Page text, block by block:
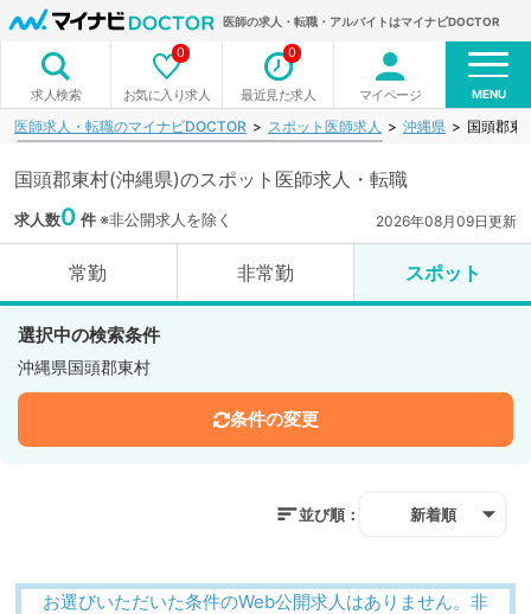
医師の求人・転職・アルバイトはマイナビDOCTOR
求人検索 お気に入り求人
0
最近見た求人
0
マイページ MENU
医師求人・転職のマイナビDOCTOR スポット医師求人 沖縄県 国頭郡東
国頭郡東村(沖縄県)のスポット医師求人・転職
求人数0 件※非公開求人を除く 2026年08月09日更新
常勤 非常勤 スポット
選択中の検索条件
沖縄県国頭郡東村
条件の変更
並び順： 新着順
お選びいただいた条件のWeb公開求人はありません。非